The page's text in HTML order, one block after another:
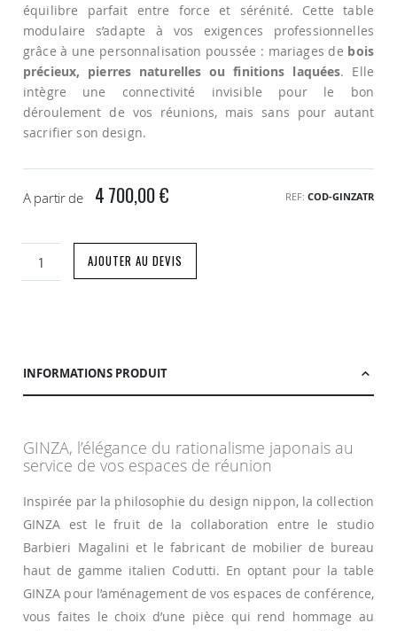
équilibre parfait entre force et sérénité. Cette table
modulaire s’adapte à vos exigences professionnelles
grâce à une personnalisation poussée : mariages de bois
précieux, pierres naturelles ou finitions laquées. Elle
intègre une connectivité invisible pour le bon
déroulement de vos réunions, mais sans pour autant
sacrifier son design.
A partir de 4 700,00 € REF COD-GINZATR
AJOUTER AU DEVIS
INFORMATIONS PRODUIT
GINZA, l’élégance du rationalisme japonais au
service de vos espaces de réunion
Inspirée par la philosophie du design nippon, la collection
GINZA est le fruit de la collaboration entre le studio
Barbieri Magalini et le fabricant de mobilier de bureau
haut de gamme italien Codutti. En optant pour la table
GINZA pour l’aménagement de vos espaces de conférence,
vous faites le choix d’une pièce qui rend hommage au